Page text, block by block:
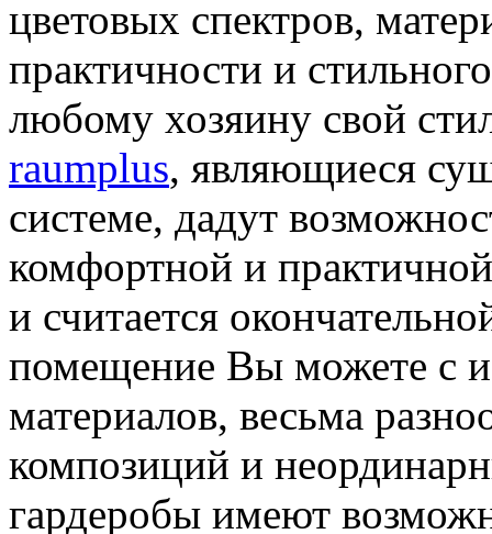
цветовых спектров,
практичности и
любому хозяину свой
raumplus, являющиеся
системе, дадут
комфортной и
и считается
помещение Вы можете с
материалов, весьма
композиций и
гардеробы имеют